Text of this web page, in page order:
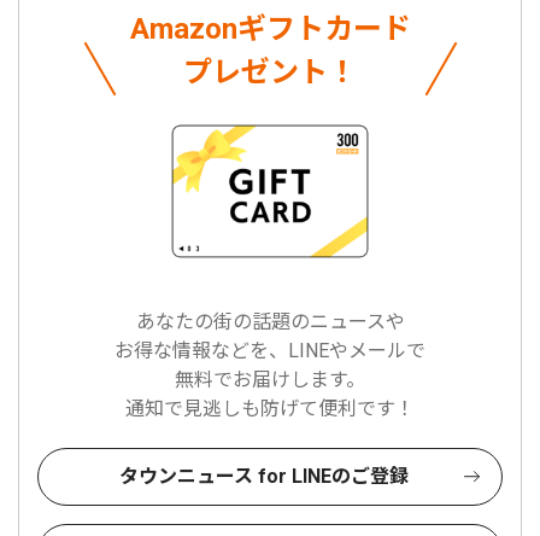
Amazonギフトカード
プレゼント！
あなたの街の話題のニュースや
お得な情報などを、LINEやメールで
無料でお届けします。
通知で見逃しも防げて便利です！
タウンニュース for LINEのご登録